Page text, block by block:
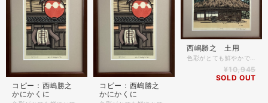
コピー：西嶋勝之
かにかくに
コピー：西嶋勝之
かにかくに
西嶋勝之 土用
¥10,945
SOLD OUT